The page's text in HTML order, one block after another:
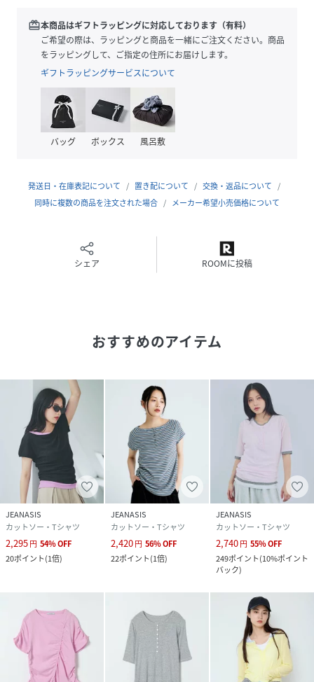
イズ感ですっきりと着用できます。
配色にこだわり、色違いで手元にそろえたいアイテムです。
■Material
ボディは綿100%の薄手のリブ生地を使用。
伸縮性があるので着用時のストレスが少ないところが嬉しい
ポイントです。
配色部分はナイロン素材のチュールを使用し、チクチク感が
■Styling
トレンドのワイドボトムとのスタイリングが◎
キャミワンピやサロペットのインナーにもオススメです。
品番
RU5512_782879
782879-15-09 RU5512
redeem本商品はギフトラッピングに対応しております（有料）
ご希望の際は、ラッピングと商品を一緒にご注文ください。商品
をラッピングして、ご指定の住所にお届けします。
ギフトラッピングサービスについて
バッグ ボックス 風呂敷
発送日・在庫表記について 置き配について
交換・返品について
同時に複数の商品を注文された場合
メーカー希望小売価格について
シェア ROOMに投稿
おすすめのアイテム
JEANASIS
カットソー・Tシャツ
2,295円 54%OFF
20ポイント(1倍)
JEANASIS
カットソー・Tシャツ
2,420円 56%OFF
22ポイント(1倍)
JEANASIS
カットソー・Tシャツ
2,740円 55%OFF
249ポイント(10%ポイント
バック)